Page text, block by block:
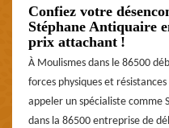
Confiez votre
Stéphane Antiquaire
prix attachant !
À Moulismes dans le 86500
forces physiques et
appeler un spécialiste comme
dans la 86500 entreprise de